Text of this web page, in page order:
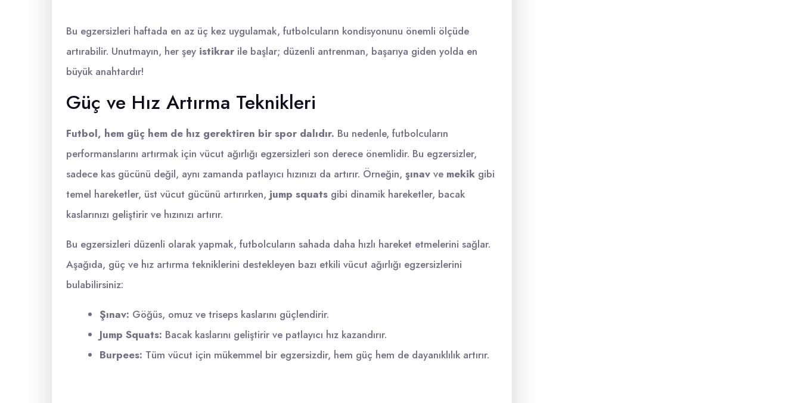
Bu egzersizleri haftada en az üç kez uygulamak, futbolcuların kondisyonunu önemli ölçüde
artırabilir. Unutmayın, her şey istikrar ile başlar; düzenli antrenman, başarıya giden yolda en
büyük anahtardır!
Güç ve Hız Artırma Teknikleri
Futbol, hem güç hem de hız gerektiren bir spor dalıdır. Bu nedenle, futbolcuların
performanslarını artırmak için vücut ağırlığı egzersizleri son derece önemlidir. Bu egzersizler,
sadece kas gücünü değil, aynı zamanda patlayıcı hızınızı da artırır. Örneğin, şınav ve mekik gibi
temel hareketler, üst vücut gücünü artırırken, jump squats gibi dinamik hareketler, bacak
kaslarınızı geliştirir ve hızınızı artırır.
Bu egzersizleri düzenli olarak yapmak, futbolcuların sahada daha hızlı hareket etmelerini sağlar.
Aşağıda, güç ve hız artırma tekniklerini destekleyen bazı etkili vücut ağırlığı egzersizlerini
bulabilirsiniz:
Şınav: Göğüs, omuz ve triseps kaslarını güçlendirir.
Jump Squats: Bacak kaslarını geliştirir ve patlayıcı hız kazandırır.
Burpees: Tüm vücut için mükemmel bir egzersizdir, hem güç hem de dayanıklılık artırır.